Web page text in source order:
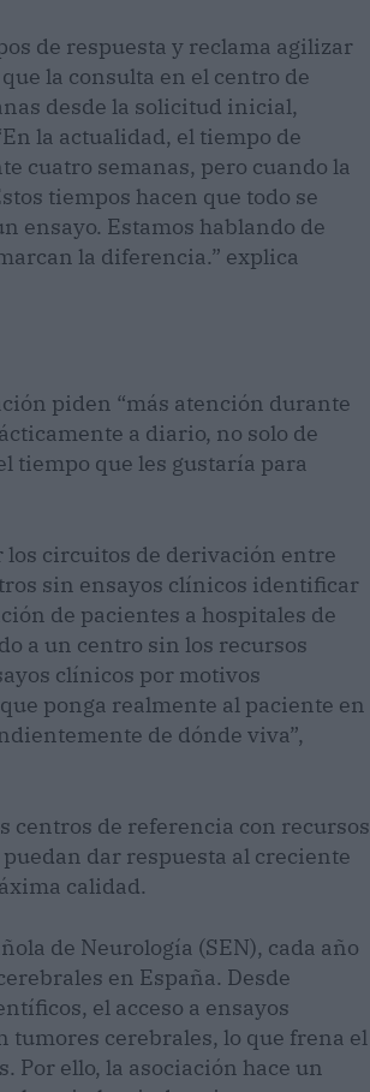
de respuesta y reclama agilizar
la consulta en el centro de
desde la solicitud inicial,
la actualidad, el tiempo de
cuatro semanas, pero cuando la
tiempos hacen que todo se
ensayo. Estamos hablando de
la diferencia.” explica
piden “más atención durante
a diario, no solo de
tiempo que les gustaría para
los circuitos de derivación entre
sin ensayos clínicos identificar
de pacientes a hospitales de
a un centro sin los recursos
clínicos por motivos
ponga realmente al paciente en
de dónde viva”,
centros de referencia con recursos
dar respuesta al creciente
calidad.
de Neurología (SEN), cada año
en España. Desde
el acceso a ensayos
tumores cerebrales, lo que frena el
Por ello, la asociación hace un